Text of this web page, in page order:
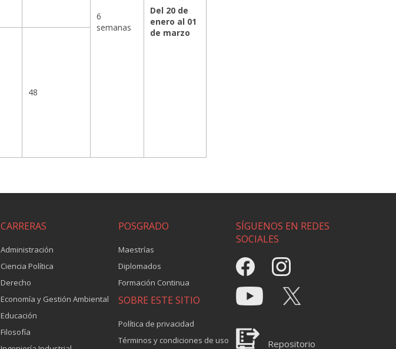
6
semanas
Del 20 de
enero al 01
de marzo
48
CARRERAS
Administración
Ciencia Política
Derecho
Economía y Gestión Ambiental
Educación
Filosofía
POSGRADO
Maestrías
Diplomados
Formación Continua
SOBRE ESTE SITIO
Política de privacidad
Términos y condiciones de uso
SÍGUENOS EN REDES
SOCIALES
Repositorio